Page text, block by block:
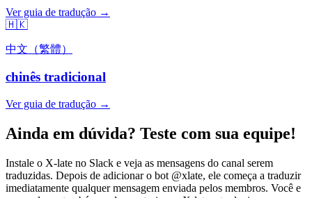
Ver guia de tradução →
🇭🇰
中文（繁體）
chinês tradicional
Ver guia de tradução →
Ainda em dúvida? Teste com sua equipe!
Instale o X-late no Slack e veja as mensagens do canal serem
traduzidas. Depois de adicionar o bot @xlate, ele começa a traduzir
imediatamente qualquer mensagem enviada pelos membros. Você e